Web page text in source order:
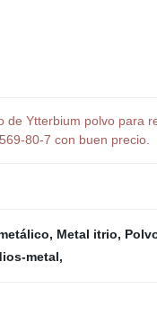
de Ytterbium polvo para
80-7 con buen precio.
, Metal itrio,
metal,